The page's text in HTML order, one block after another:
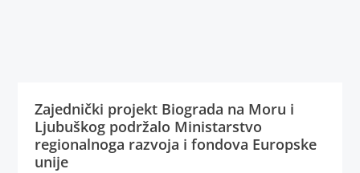
Zajednički projekt Biograda na Moru i
Ljubuškog podržalo Ministarstvo
regionalnoga razvoja i fondova Europske
unije